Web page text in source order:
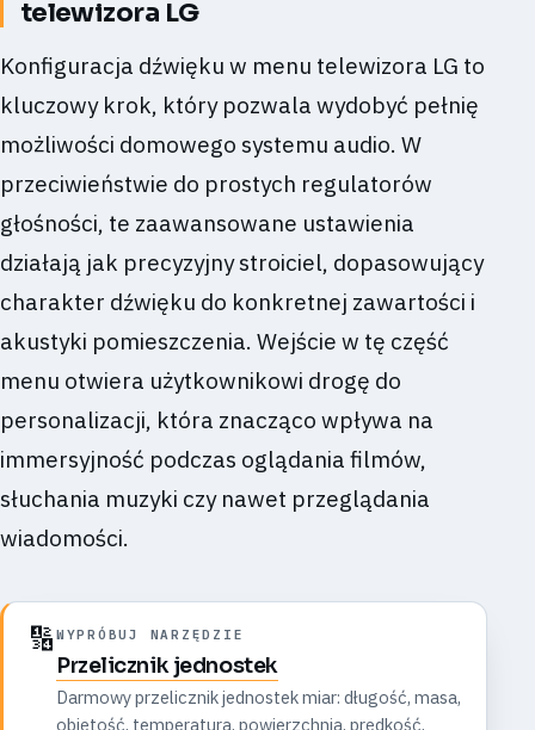
telewizora LG
Konfiguracja dźwięku w menu telewizora LG to
kluczowy krok, który pozwala wydobyć pełnię
możliwości domowego systemu audio. W
przeciwieństwie do prostych regulatorów
głośności, te zaawansowane ustawienia
działają jak precyzyjny stroiciel, dopasowujący
charakter dźwięku do konkretnej zawartości i
akustyki pomieszczenia. Wejście w tę część
menu otwiera użytkownikowi drogę do
personalizacji, która znacząco wpływa na
immersyjność podczas oglądania filmów,
słuchania muzyki czy nawet przeglądania
wiadomości.
🔢 WYPRÓBUJ NARZĘDZIE
Przelicznik jednostek
Darmowy przelicznik jednostek miar: długość, masa,
objętość, temperatura, powierzchnia, prędkość,